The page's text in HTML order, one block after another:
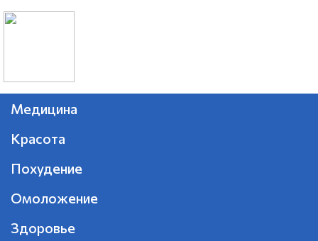
Медицина
Красота
Похудение
Омоложение
Здоровье